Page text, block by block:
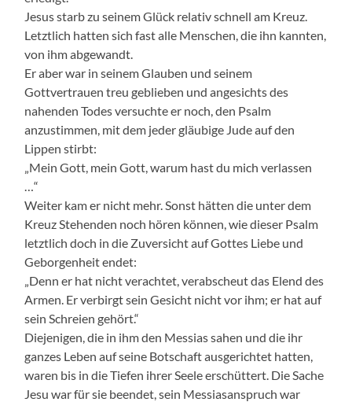
Jesus starb zu seinem Glück relativ schnell am Kreuz.
Letztlich hatten sich fast alle Menschen, die ihn kannten,
von ihm abgewandt.
Er aber war in seinem Glauben und seinem
Gottvertrauen treu geblieben und angesichts des
nahenden Todes versuchte er noch, den Psalm
anzustimmen, mit dem jeder gläubige Jude auf den
Lippen stirbt:
„Mein Gott, mein Gott, warum hast du mich verlassen
…“
Weiter kam er nicht mehr. Sonst hätten die unter dem
Kreuz Stehenden noch hören können, wie dieser Psalm
letztlich doch in die Zuversicht auf Gottes Liebe und
Geborgenheit endet:
„Denn er hat nicht verachtet, verabscheut das Elend des
Armen. Er verbirgt sein Gesicht nicht vor ihm; er hat auf
sein Schreien gehört.“
Diejenigen, die in ihm den Messias sahen und die ihr
ganzes Leben auf seine Botschaft ausgerichtet hatten,
waren bis in die Tiefen ihrer Seele erschüttert. Die Sache
Jesu war für sie beendet, sein Messiasanspruch war